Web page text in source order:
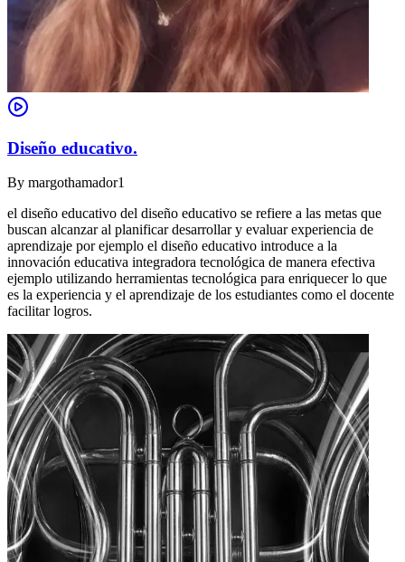
Diseño educativo.
By margothamador1
el diseño educativo del diseño educativo se refiere a las metas que
buscan alcanzar al planificar desarrollar y evaluar experiencia de
aprendizaje por ejemplo el diseño educativo introduce a la
innovación educativa integradora tecnológica de manera efectiva
ejemplo utilizando herramientas tecnológica para enriquecer lo que
es la experiencia y el aprendizaje de los estudiantes como el docente
facilitar logros.